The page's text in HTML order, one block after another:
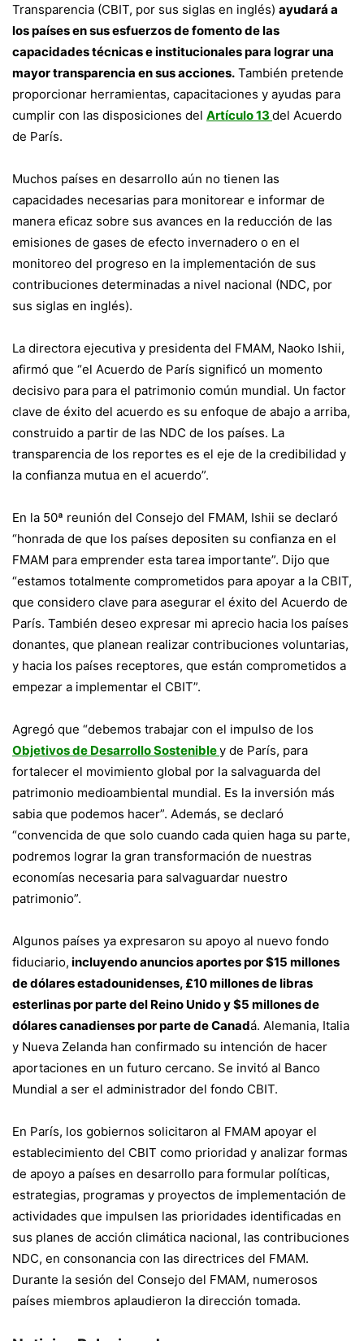
Transparencia (CBIT, por sus siglas en inglés) ayudará a
los países en sus esfuerzos de fomento de las
capacidades técnicas e institucionales para lograr una
mayor transparencia en sus acciones. También pretende
proporcionar herramientas, capacitaciones y ayudas para
cumplir con las disposiciones del Artículo 13 del Acuerdo
de París.
Muchos países en desarrollo aún no tienen las
capacidades necesarias para monitorear e informar de
manera eficaz sobre sus avances en la reducción de las
emisiones de gases de efecto invernadero o en el
monitoreo del progreso en la implementación de sus
contribuciones determinadas a nivel nacional (NDC, por
sus siglas en inglés).
La directora ejecutiva y presidenta del FMAM, Naoko Ishii,
afirmó que “el Acuerdo de París significó un momento
decisivo para para el patrimonio común mundial. Un factor
clave de éxito del acuerdo es su enfoque de abajo a arriba,
construido a partir de las NDC de los países. La
transparencia de los reportes es el eje de la credibilidad y
la confianza mutua en el acuerdo”.
En la 50ª reunión del Consejo del FMAM, Ishii se declaró
“honrada de que los países depositen su confianza en el
FMAM para emprender esta tarea importante”. Dijo que
“estamos totalmente comprometidos para apoyar a la CBIT,
que considero clave para asegurar el éxito del Acuerdo de
París. También deseo expresar mi aprecio hacia los países
donantes, que planean realizar contribuciones voluntarias,
y hacia los países receptores, que están comprometidos a
empezar a implementar el CBIT”.
Agregó que “debemos trabajar con el impulso de los
Objetivos de Desarrollo Sostenibley de París, para
fortalecer el movimiento global por la salvaguarda del
patrimonio medioambiental mundial. Es la inversión más
sabia que podemos hacer”. Además, se declaró
“convencida de que solo cuando cada quien haga su parte,
podremos lograr la gran transformación de nuestras
economías necesaria para salvaguardar nuestro
patrimonio”.
Algunos países ya expresaron su apoyo al nuevo fondo
fiduciario, incluyendo anuncios aportes por $15 millones
de dólares estadounidenses, £10 millones de libras
esterlinas por parte del Reino Unido y $5 millones de
dólares canadienses por parte de Canadá. Alemania, Italia
y Nueva Zelanda han confirmado su intención de hacer
aportaciones en un futuro cercano. Se invitó al Banco
Mundial a ser el administrador del fondo CBIT.
En París, los gobiernos solicitaron al FMAM apoyar el
establecimiento del CBIT como prioridad y analizar formas
de apoyo a países en desarrollo para formular políticas,
estrategias, programas y proyectos de implementación de
actividades que impulsen las prioridades identificadas en
sus planes de acción climática nacional, las contribuciones
NDC, en consonancia con las directrices del FMAM.
Durante la sesión del Consejo del FMAM, numerosos
países miembros aplaudieron la dirección tomada.